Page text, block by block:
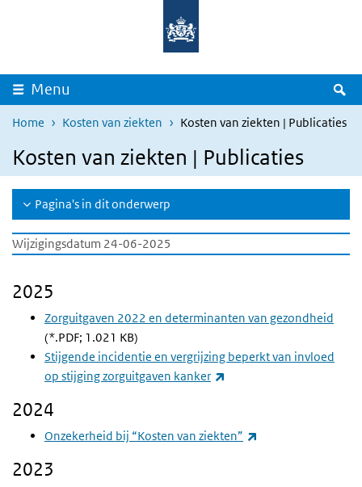
Overslaan en naar de inhoud gaan
Menu
Home Kosten van ziekten Kosten van ziekten | Publicaties
Kosten van ziekten | Publicaties
Pagina's in dit onderwerp
Wijzigingsdatum 24-06-2025
2025
Zorguitgaven 2022 en determinanten van gezondheid
(*.PDF; 1.021 KB)
Stijgende incidentie en vergrijzing beperkt van invloed
op stijging zorguitgaven kanker
2024
Onzekerheid bij “Kosten van ziekten”
2023